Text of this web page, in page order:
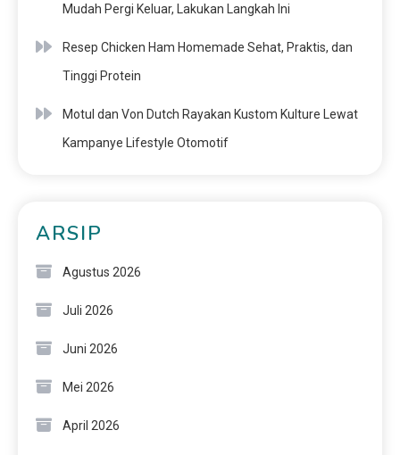
Mudah Pergi Keluar, Lakukan Langkah Ini
Resep Chicken Ham Homemade Sehat, Praktis, dan
Tinggi Protein
Motul dan Von Dutch Rayakan Kustom Kulture Lewat
Kampanye Lifestyle Otomotif
ARSIP
Agustus 2026
Juli 2026
Juni 2026
Mei 2026
April 2026